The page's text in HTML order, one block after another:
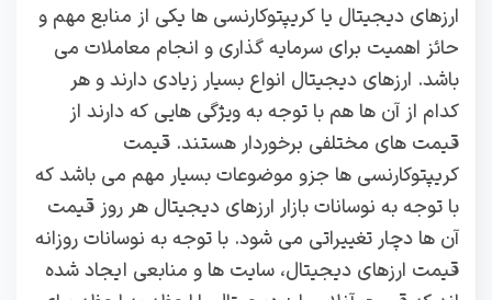
ارزهای دیجیتال یا کریپتوکارنسی ها یکی از منابع مهم و
حائز اهمیت برای سرمایه گذاری و انجام معاملات می
باشد. ارزهای دیجیتال انواع بسیار زیادی دارند و هر
کدام از آن ها هم با توجه به ویژگی هایی که دارند از
قیمت های مختلفی برخوردار هستند. قیمت
کریپتوکارنسی ها جزو موضوعات بسیار مهم می باشد که
با توجه به نوسانات بازار ارزهای دیجیتال هر روز قیمت
آن ها دچار تغییراتی می شود. با توجه به نوسانات روزانه
قیمت ارزهای دیجیتال، سایت ها و منابعی ایجاد شده